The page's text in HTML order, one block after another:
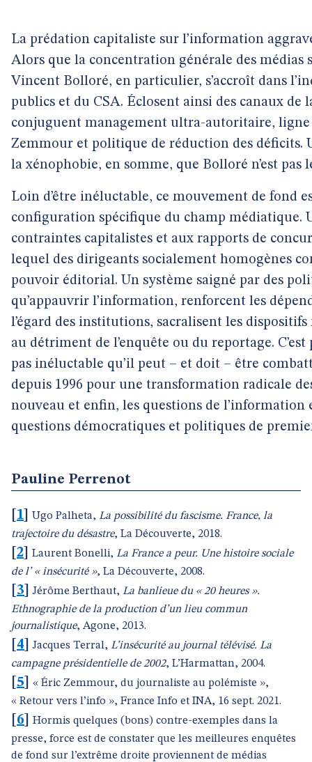
La prédation capitaliste sur l’information
Alors que la concentration générale des médias
Vincent Bolloré, en particulier, s’accroît dans
publics et du CSA. Éclosent ainsi des canaux de
conjuguent management ultra-autoritaire,
Zemmour et politique de réduction des déficits.
la xénophobie, en somme, que Bolloré n’est pas
Loin d’être inéluctable, ce mouvement de fond
configuration spécifique du champ médiatique.
contraintes capitalistes et aux rapports de
lequel des dirigeants socialement homogènes
pouvoir éditorial. Un système saigné par des
qu’appauvrir l’information, renforcent les
l’égard des institutions, sacralisent les
au détriment de l’enquête ou du reportage. C’est
pas inéluctable qu’il peut – et doit – être
depuis 1996 pour une transformation radicale
nouveau et enfin, les questions de l’information
questions démocratiques et politiques de
Pauline Perrenot
1 Ugo Palheta, La possibilité du fascisme. France, la
trajectoire du désastre, La Découverte, 2018.
2 Laurent Bonelli, La France a peur. Une histoire sociale
de l’ « insécurité », La Découverte, 2008.
3 ]Jérôme Berthaut, La banlieue du « 20 heures ».
Ethnographie de la production d’un lieu commun
journalistique, Agone, 2013.
4 ]Jacques Terral, L’insécurité au journal télévisé. La
campagne présidentielle de 2002, L’Harmattan, 2004.
5
« Éric Zemmour, du journaliste au polémiste »,
« Retour vers l’info », France Info et INA, 16 sept. 2021.
6
Hormis quelques (bons) contre-exemples dans la
presse, force est de constater que les meilleures enquêtes
de fond sur l’extrême droite proviennent de médias